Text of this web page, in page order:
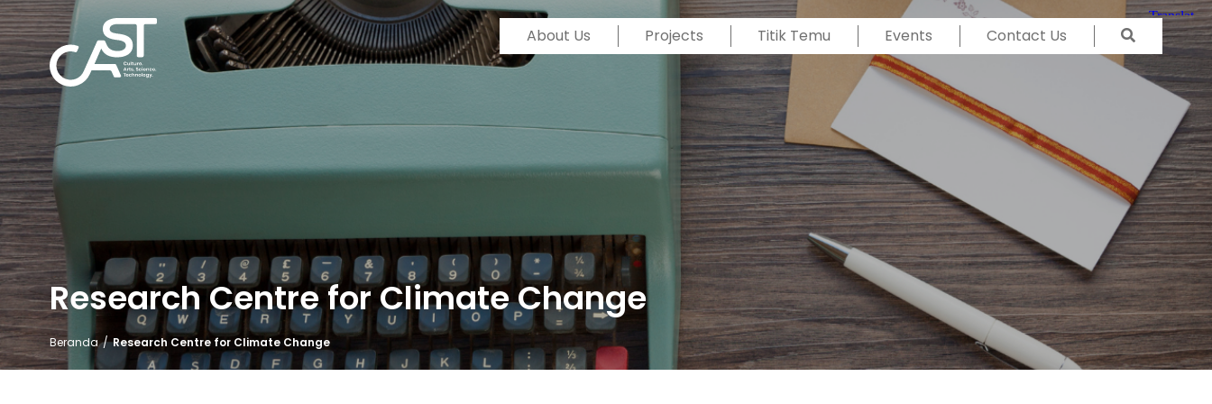
About Us Projects Titik Temu Events Contact Us
Research Centre for Climate Change
Beranda / Research Centre for Climate Change